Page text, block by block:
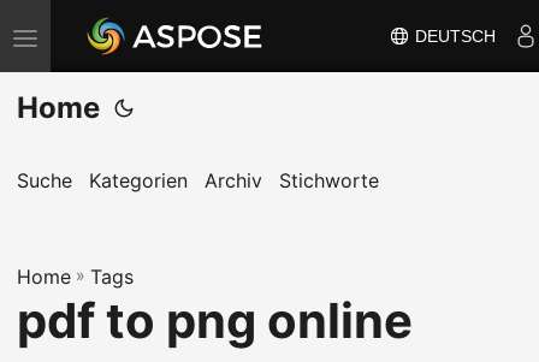
N
a
v
g
i
o
n
DEUTSCH
Home
Suche Kategorien Archiv Stichworte
Home » Tags
pdf to png online